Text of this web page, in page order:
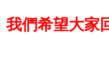
們希望大